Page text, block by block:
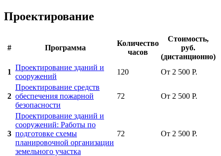
Проектирование
# Программа
Количество
часов
Стоимость,
руб.
(дистанционно)
1
Проектирование зданий и
сооружений
120 От 2 500 Р.
2
Проектирование средств
обеспечения пожарной
безопасности
72 От 2 500 Р.
3
Проектирование зданий и
сооружений: Работы по
подготовке схемы
планировочной организации
земельного участка
72 От 2 500 Р.